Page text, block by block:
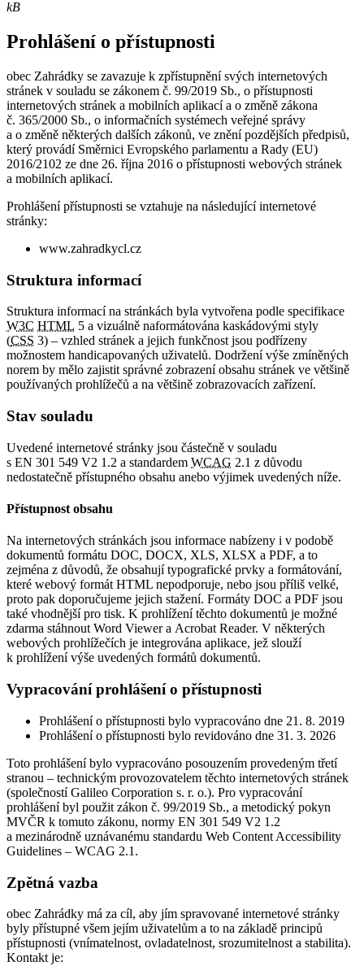
kB
Prohlášení o přístupnosti
obec Zahrádky se zavazuje k zpřístupnění svých internetových
stránek v souladu se zákonem č. 99/2019 Sb., o přístupnosti
internetových stránek a mobilních aplikací a o změně zákona
č. 365/2000 Sb., o informačních systémech veřejné správy
a o změně některých dalších zákonů, ve znění pozdějších předpisů,
který provádí Směrnici Evropského parlamentu a Rady (EU)
2016/2102 ze dne 26. října 2016 o přístupnosti webových stránek
a mobilních aplikací.
Prohlášení přístupnosti se vztahuje na následující internetové
stránky:
www.zahradkycl.cz
Struktura informací
Struktura informací na stránkách byla vytvořena podle specifikace
W3C HTML 5 a vizuálně naformátována kaskádovými styly
(CSS 3) – vzhled stránek a jejich funkčnost jsou podřízeny
možnostem handicapovaných uživatelů. Dodržení výše zmíněných
norem by mělo zajistit správné zobrazení obsahu stránek ve většině
používaných prohlížečů a na většině zobrazovacích zařízení.
Stav souladu
Uvedené internetové stránky jsou částečně v souladu
s EN 301 549 V2 1.2 a standardem WCAG 2.1 z důvodu
nedostatečně přístupného obsahu anebo výjimek uvedených níže.
Přístupnost obsahu
Na internetových stránkách jsou informace nabízeny i v podobě
dokumentů formátu DOC, DOCX, XLS, XLSX a PDF, a to
zejména z důvodů, že obsahují typografické prvky a formátování,
které webový formát HTML nepodporuje, nebo jsou příliš velké,
proto pak doporučujeme jejich stažení. Formáty DOC a PDF jsou
také vhodnější pro tisk. K prohlížení těchto dokumentů je možné
zdarma stáhnout Word Viewer a Acrobat Reader. V některých
webových prohlížečích je integrována aplikace, jež slouží
k prohlížení výše uvedených formátů dokumentů.
Vypracování prohlášení o přístupnosti
Prohlášení o přístupnosti bylo vypracováno dne 21. 8. 2019
Prohlášení o přístupnosti bylo revidováno dne 31. 3. 2026
Toto prohlášení bylo vypracováno posouzením provedeným třetí
stranou – technickým provozovatelem těchto internetových stránek
(společností Galileo Corporation s. r. o.). Pro vypracování
prohlášení byl použit zákon č. 99/2019 Sb., a metodický pokyn
MVČR k tomuto zákonu, normy EN 301 549 V2 1.2
a mezinárodně uznávanému standardu Web Content Accessibility
Guidelines – WCAG 2.1.
Zpětná vazba
obec Zahrádky má za cíl, aby jím spravované internetové stránky
byly přístupné všem jejím uživatelům a to na základě principů
přístupnosti (vnímatelnost, ovladatelnost, srozumitelnost a stabilita).
Kontakt je: